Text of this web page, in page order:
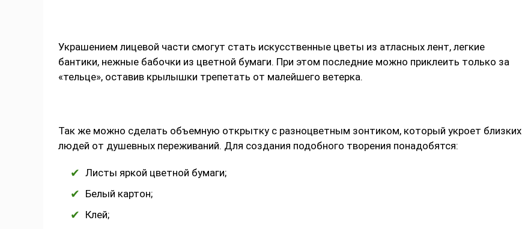
Украшением лицевой части смогут стать искусственные цветы из атласных лент, легкие
бантики, нежные бабочки из цветной бумаги. При этом последние можно приклеить только за
«тельце», оставив крылышки трепетать от малейшего ветерка.
Так же можно сделать объемную открытку с разноцветным зонтиком, который укроет близких
людей от душевных переживаний. Для создания подобного творения понадобятся:
Листы яркой цветной бумаги;
Белый картон;
Клей;